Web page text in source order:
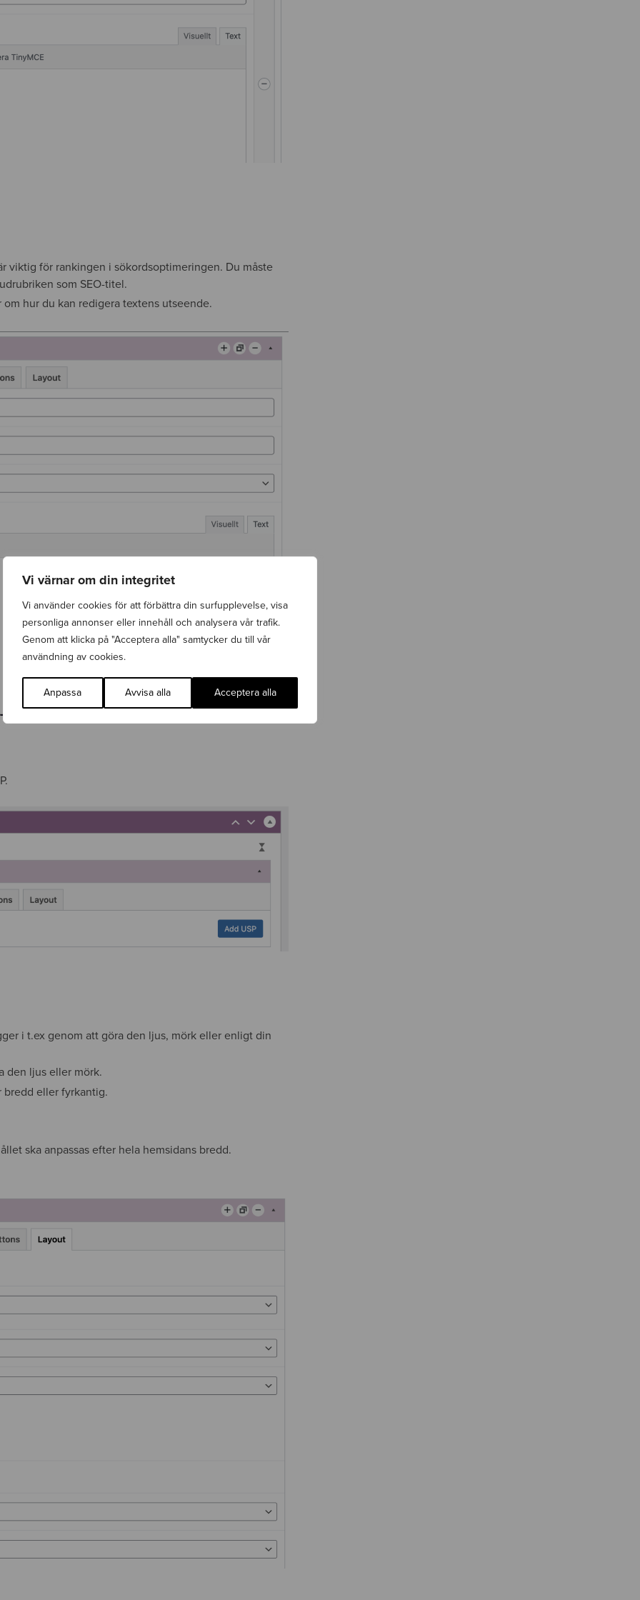
Vi värnar om din integritet
Vi använder cookies för att förbättra din surfupplevelse, visa
personliga annonser eller innehåll och analysera vår trafik.
Genom att klicka på "Acceptera alla" samtycker du till vår
användning av cookies.
Anpassa Avvisa alla Acceptera alla
viktig för rankingen i sökordsoptimeringen. Du måste
som SEO-titel.
hur du kan redigera textens utseende.
i t.ex genom att göra den ljus, mörk eller enligt din
den ljus eller mörk.
bredd eller fyrkantig.
ska anpassas efter hela hemsidans bredd.